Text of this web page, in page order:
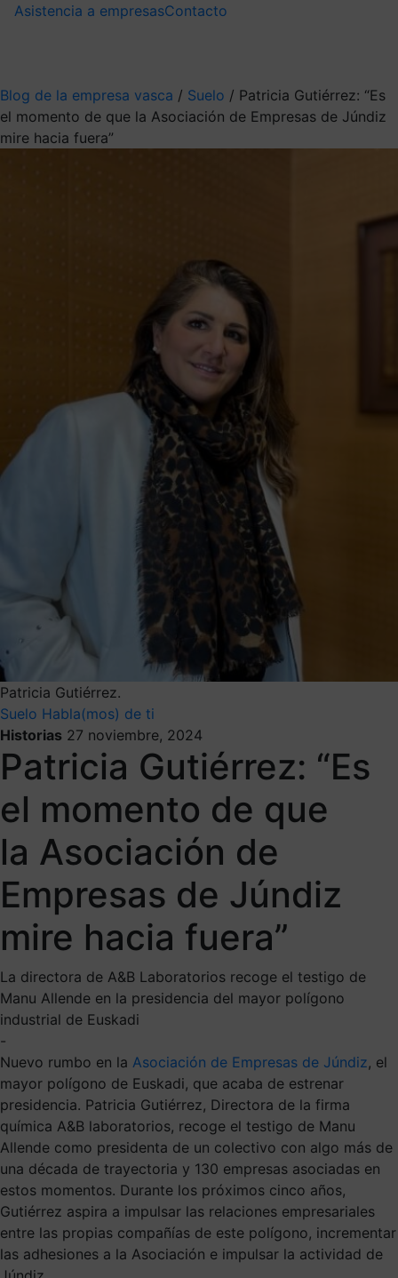
Asistencia a empresasContacto
Blog de la empresa vasca / Suelo / Patricia Gutiérrez: “Es
el momento de que la Asociación de Empresas de Júndiz
mire hacia fuera”
Patricia Gutiérrez.
Suelo Habla(mos) de ti
Historias 27 noviembre, 2024
Patricia Gutiérrez: “Es
el momento de que
la Asociación de
Empresas de Júndiz
mire hacia fuera”
La directora de A&B Laboratorios recoge el testigo de
Manu Allende en la presidencia del mayor polígono
industrial de Euskadi
-
Nuevo rumbo en la Asociación de Empresas de Júndiz, el
mayor polígono de Euskadi, que acaba de estrenar
presidencia. Patricia Gutiérrez, Directora de la firma
química A&B laboratorios, recoge el testigo de Manu
Allende como presidenta de un colectivo con algo más de
una década de trayectoria y 130 empresas asociadas en
estos momentos. Durante los próximos cinco años,
Gutiérrez aspira a impulsar las relaciones empresariales
entre las propias compañías de este polígono, incrementar
las adhesiones a la Asociación e impulsar la actividad de